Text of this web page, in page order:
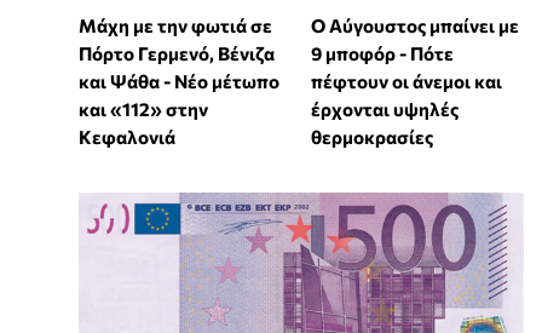
Μάχη με την φωτιά σε
Πόρτο Γερμενό, Βένιζα
και Ψάθα - Νέο μέτωπο
και «112» στην
Κεφαλονιά
Ο Αύγουστος μπαίνει με
9 μποφόρ - Πότε
πέφτουν οι άνεμοι και
έρχονται υψηλές
θερμοκρασίες